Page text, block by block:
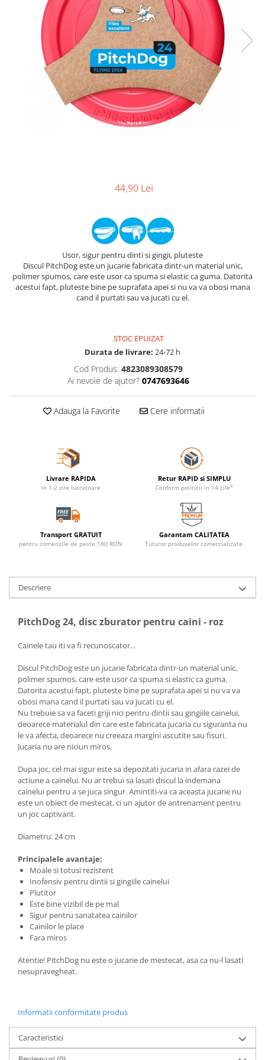
44,90 Lei
Usor, sigur pentru dinti si gingii, pluteste
Discul PitchDog este un jucarie fabricata dintr-un material unic,
polimer spumos, care este usor ca spuma si elastic ca guma. Datorita
acestui fapt, pluteste bine pe suprafata apei si nu va va obosi mana
cand il purtati sau va jucati cu el.
STOC EPUIZAT
Durata de livrare: 24-72 h
Cod Produs: 4823089308579
Ai nevoie de ajutor? 0747693646
Adauga la Favorite Cere informatii
Livrare RAPIDA
in 1-2 zile lucratoare
Retur RAPID si SIMPLU
Conform politicii in 14 zile*
Transport GRATUIT
pentru comenzile de peste 180 RON
Garantam CALITATEA
Tuturor produselor comercializate.
Descriere
PitchDog 24, disc zburator pentru caini - roz
Cainele tau iti va fi recunoscator...
Discul PitchDog este un jucarie fabricata dintr-un material unic,
polimer spumos, care este usor ca spuma si elastic ca guma.
Datorita acestui fapt, pluteste bine pe suprafata apei si nu va va
obosi mana cand il purtati sau va jucati cu el.
Nu trebuie sa va faceti griji nici pentru dintii sau gingiile cainelui,
deoarece materialul din care este fabricata jucaria cu siguranta nu
le va afecta, deoarece nu creeaza margini ascutite sau fisuri.
Jucaria nu are niciun miros.
Dupa joc, cel mai sigur este sa depozitati jucaria in afara razei de
actiune a cainelui. Nu ar trebui sa lasati discul la indemana
cainelui pentru a se juca singur. Amintiti-va ca aceasta jucarie nu
este un obiect de mestecat, ci un ajutor de antrenament pentru
un joc captivant.
Diametru: 24 cm
Principalele avantaje:
Moale si totusi rezistent
Inofensiv pentru dintii si gingiile cainelui
Plutitor
Este bine vizibil de pe mal
Sigur pentru sanatatea cainilor
Cainilor le place
Fara miros
Atentie! PitchDog nu este o jucarie de mestecat, asa ca nu-l lasati
nesupravegheat.
Informatii conformitate produs
Caracteristici